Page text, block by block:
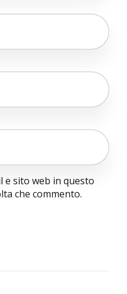
e sito web in questo
che commento.